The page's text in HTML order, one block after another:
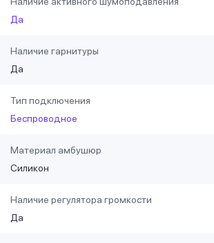
Да
Наличие гарнитуры
Да
Тип подключения
Беспроводное
Материал амбушюр
Силикон
Наличие регулятора громкости
Да